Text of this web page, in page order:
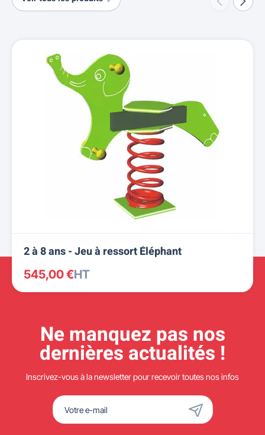
2 à 8 ans - Jeu à ressort Éléphant
545,00 €HT
Ne manquez pas nos
dernières actualités !
Inscrivez-vous à la newsletter pour recevoir toutes nos infos